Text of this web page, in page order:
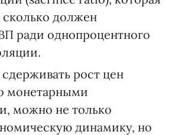
сколько должен
ради однопроцентного
рост цен
монетарными
можно не только
динамику, но